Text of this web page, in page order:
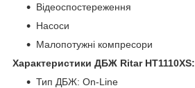
Відеоспостереження
Насоси
Малопотужні компресори
Характеристики ДБЖ Ritar HT1110XS:
Тип ДБЖ: On-Line